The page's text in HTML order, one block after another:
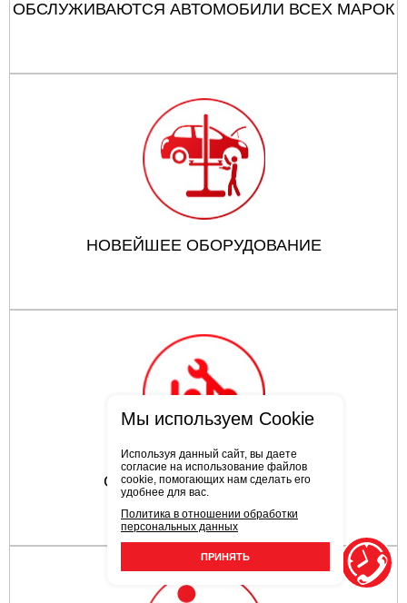
ОБСЛУЖИВАЮТСЯ АВТОМОБИЛИ ВСЕХ МАРОК
НОВЕЙШЕЕ ОБОРУДОВАНИЕ
ОПЫТНЫЕ СОТРУДНИКИ
Мы используем Cookie
Используя данный сайт, вы даете
согласие на использование файлов
cookie, помогающих нам сделать его
удобнее для вас.
Политика в отношении обработки
персональных данных
ПРИНЯТЬ